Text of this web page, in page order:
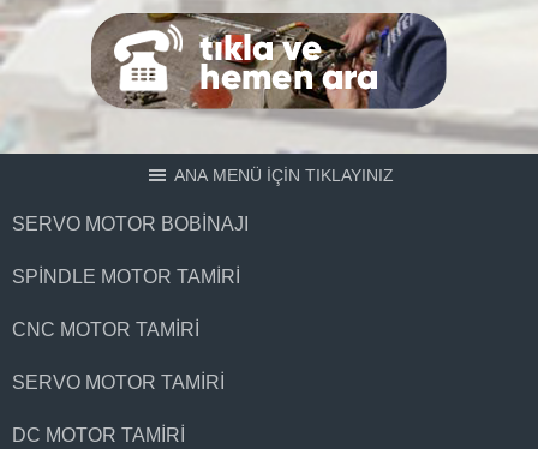
ANA MENÜ İÇİN TIKLAYINIZ
SERVO MOTOR BOBINAJI
SPINDLE MOTOR TAMIRI
CNC MOTOR TAMIRI
SERVO MOTOR TAMIRI
DC MOTOR TAMIRI